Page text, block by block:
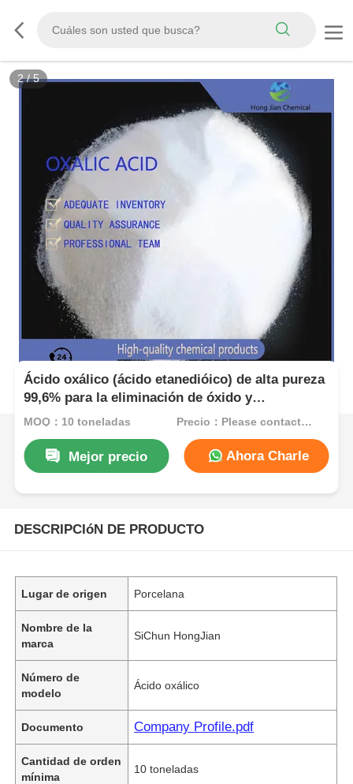
2/5
Ácido oxálico (ácido etanedióico) de alta pureza
99,6% para la eliminación de óxido y
blanqueamiento de madera en aplicaciones
MOQ：10 toneladas Precio：Please contact customer service
Mejor precio Ahora Charle
DESCRIPCIóN DE PRODUCTO
Lugar de origen Porcelana
Nombre de la
marca
SiChun HongJian
Número de
modelo
Ácido oxálico
Documento Company Profile.pdf
Cantidad de orden
mínima
10 toneladas